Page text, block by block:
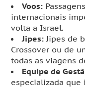
Voos:
internacionais
volta a Israel.
Jipes: Jipes de
Crossover ou de
todas as viagens
Equipe de
especializada